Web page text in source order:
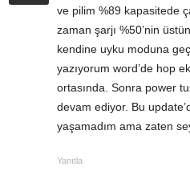
ve pilim %89 kapasitede
zaman şarjı %50’nin
kendine uyku moduna
yazıyorum word’de hop
ortasında. Sonra power
devam ediyor. Bu
yaşamadım ama zaten
Yanıtla